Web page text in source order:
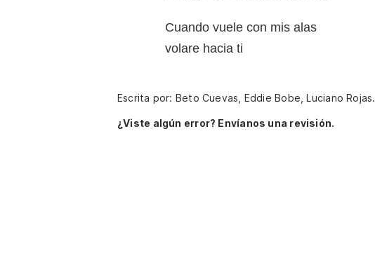
Cuando vuele con mis alas
volare hacia ti
Escrita por: Beto Cuevas, Eddie Bobe, Luciano Rojas.
¿Viste algún error? Envíanos una revisión.